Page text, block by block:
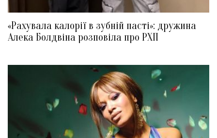
«Рахувала калорії в зубній пасті»: дружина
Алека Болдвіна розповіла про РХП